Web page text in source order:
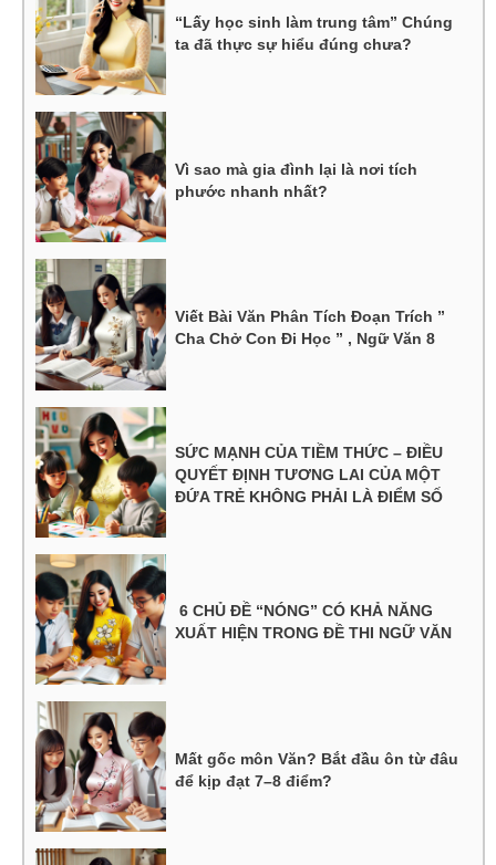
“Lấy học sinh làm trung tâm” Chúng
ta đã thực sự hiểu đúng chưa?
Vì sao mà gia đình lại là nơi tích
phước nhanh nhất?
Viết Bài Văn Phân Tích Đoạn Trích ”
Cha Chở Con Đi Học ” , Ngữ Văn 8
SỨC MẠNH CỦA TIỀM THỨC – ĐIỀU
QUYẾT ĐỊNH TƯƠNG LAI CỦA MỘT
ĐỨA TRẺ KHÔNG PHẢI LÀ ĐIỂM SỐ
6 CHỦ ĐỀ “NÓNG” CÓ KHẢ NĂNG
XUẤT HIỆN TRONG ĐỀ THI NGỮ VĂN
Mất gốc môn Văn? Bắt đầu ôn từ đâu
để kịp đạt 7–8 điểm?